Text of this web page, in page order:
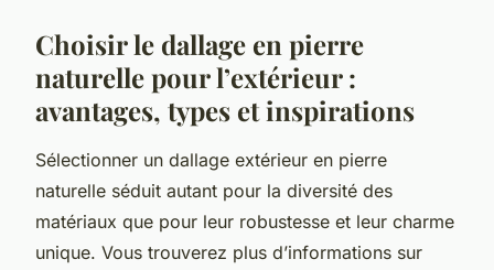
Choisir le dallage en pierre
naturelle pour l’extérieur :
avantages, types et inspirations
Sélectionner un dallage extérieur en pierre
naturelle séduit autant pour la diversité des
matériaux que pour leur robustesse et leur charme
unique. Vous trouverez plus d’informations sur